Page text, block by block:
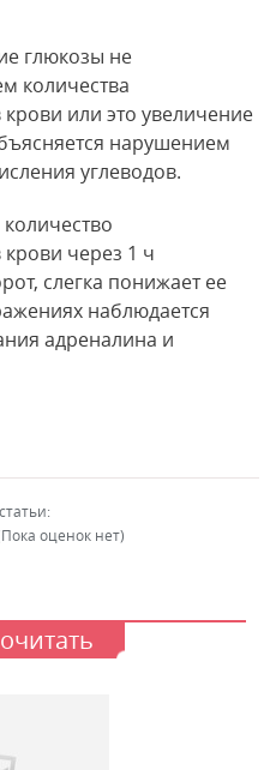
глюкозы не
количества
или это увеличение
нарушением
углеводов.
через 1 ч
слегка понижает ее
наблюдается
адреналина и
оценок нет)